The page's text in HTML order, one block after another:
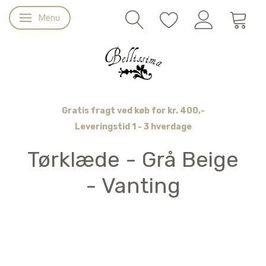
Skifte navigation
Menu
Gratis fragt ved køb for kr. 400,-
Leveringstid 1 - 3 hverdage
Tørklæde - Grå Beige
- Vanting